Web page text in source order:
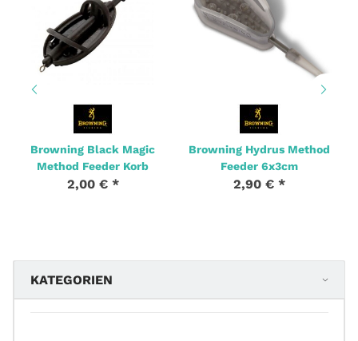
Browning Black Magic
Method Feeder Korb
2,00 € *
Browning Hydrus Method
Feeder 6x3cm
2,90 € *
KATEGORIEN